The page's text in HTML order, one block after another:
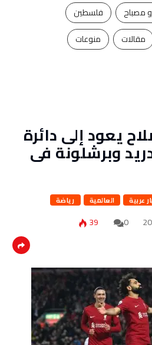
مصباح
فلسطين
مقالات منوعات
يعود إلى دائرة
وبرشلونة فى
عربية العالمية رياضة
0
39